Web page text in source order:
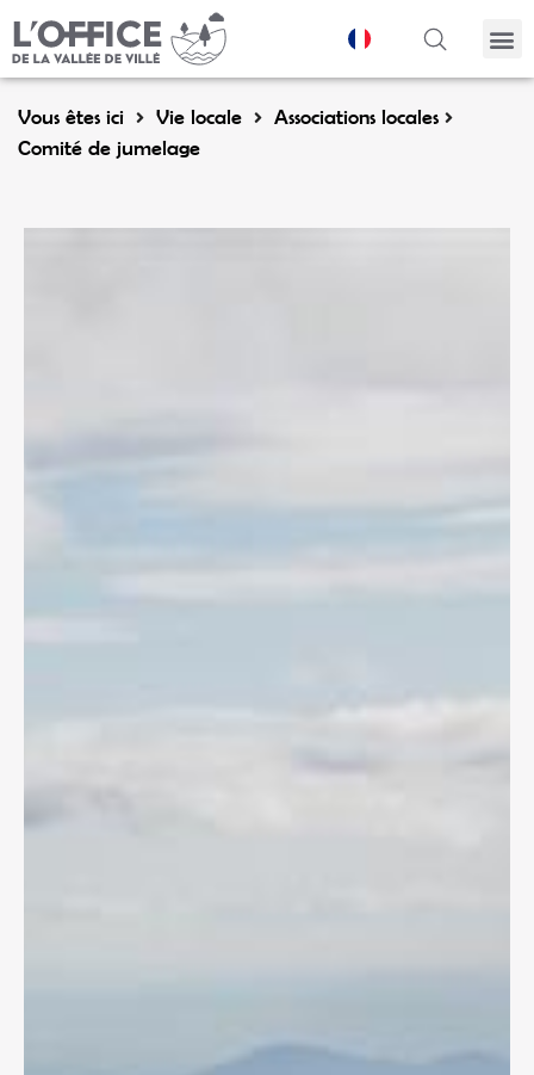
Vous êtes ici Vie locale
Associations locales
Comité de jumelage
Panneau de gestion des cookies